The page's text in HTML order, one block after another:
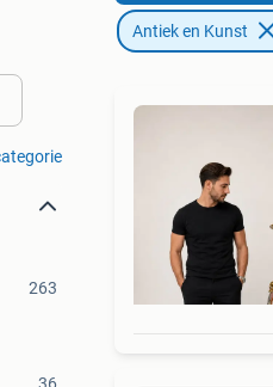
263
Antiek en Kunst